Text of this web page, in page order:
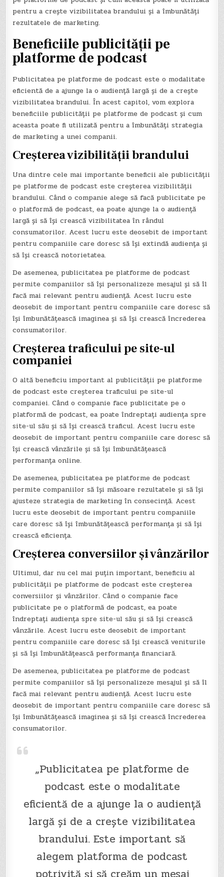
pentru a crește vizibilitatea brandului și a îmbunătăți
rezultatele de marketing.
Beneficiile publicității pe
platforme de podcast
Publicitatea pe platforme de podcast este o modalitate
eficientă de a ajunge la o audiență largă și de a crește
vizibilitatea brandului. În acest capitol, vom explora
beneficiile publicității pe platforme de podcast și cum
aceasta poate fi utilizată pentru a îmbunătăți strategia
de marketing a unei companii.
Creșterea vizibilității brandului
Una dintre cele mai importante beneficii ale publicității
pe platforme de podcast este creșterea vizibilității
brandului. Când o companie alege să facă publicitate pe
o platformă de podcast, ea poate ajunge la o audiență
largă și să își crească vizibilitatea în rândul
consumatorilor. Acest lucru este deosebit de important
pentru companiile care doresc să își extindă audiența și
să își crească notorietatea.
De asemenea, publicitatea pe platforme de podcast
permite companiilor să își personalizeze mesajul și să îl
facă mai relevant pentru audiență. Acest lucru este
deosebit de important pentru companiile care doresc să
își îmbunătățească imaginea și să își crească încrederea
consumatorilor.
Creșterea traficului pe site-ul
companiei
O altă beneficiu important al publicității pe platforme
de podcast este creșterea traficului pe site-ul
companiei. Când o companie face publicitate pe o
platformă de podcast, ea poate îndreptați audiența spre
site-ul său și să își crească traficul. Acest lucru este
deosebit de important pentru companiile care doresc să
își crească vânzările și să își îmbunătățească
performanța online.
De asemenea, publicitatea pe platforme de podcast
permite companiilor să își măsoare rezultatele și să își
ajusteze strategia de marketing în consecință. Acest
lucru este deosebit de important pentru companiile
care doresc să își îmbunătățească performanța și să își
crească eficiența.
Creșterea conversiilor și vânzărilor
Ultimul, dar nu cel mai puțin important, beneficiu al
publicității pe platforme de podcast este creșterea
conversiilor și vânzărilor. Când o companie face
publicitate pe o platformă de podcast, ea poate
îndreptați audiența spre site-ul său și să își crească
vânzările. Acest lucru este deosebit de important
pentru companiile care doresc să își crească veniturile
și să își îmbunătățească performanța financiară.
De asemenea, publicitatea pe platforme de podcast
permite companiilor să își personalizeze mesajul și să îl
facă mai relevant pentru audiență. Acest lucru este
deosebit de important pentru companiile care doresc să
își îmbunătățească imaginea și să își crească încrederea
consumatorilor.
„Publicitatea pe platforme de
podcast este o modalitate
eficientă de a ajunge la o audiență
largă și de a crește vizibilitatea
brandului. Este important să
alegem platforma de podcast